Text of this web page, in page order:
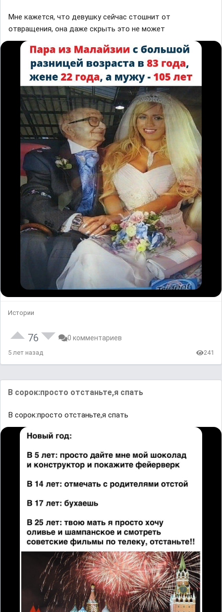
Мне кажется, что девушку сейчас стошнит от
отвращения, она даже скрыть это не может
Истории
76 0 комментариев
5 лет назад 241
В сорок:просто отстаньте,я спать
В сорок:просто отстаньте,я спать